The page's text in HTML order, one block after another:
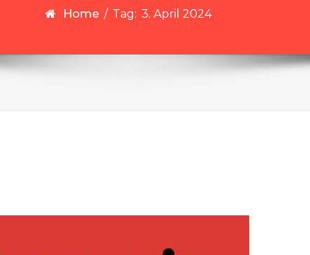
Home / Tag: 3. April 2024